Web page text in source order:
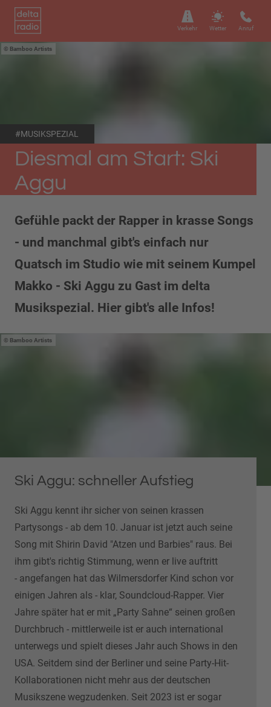
Verkehr Wetter Anruf
Bamboo Artists
#MUSIKSPEZIAL
Diesmal am Start: Ski
Aggu
Gefühle packt der Rapper in krasse Songs
- und manchmal gibt's einfach nur
Quatsch im Studio wie mit seinem Kumpel
Makko - Ski Aggu zu Gast im delta
Musikspezial. Hier gibt's alle Infos!
Bamboo Artists
Ski Aggu: schneller Aufstieg
Ski Aggu kennt ihr sicher von seinen krassen
Partysongs - ab dem 10. Januar ist jetzt auch seine
Song mit Shirin David "Atzen und Barbies" raus. Bei
ihm gibt's richtig Stimmung, wenn er live auftritt
- angefangen hat das Wilmersdorfer Kind schon vor
einigen Jahren als - klar, Soundcloud-Rapper. Vier
Jahre später hat er mit „Party Sahne“ seinen großen
Durchbruch - mittlerweile ist er auch international
unterwegs und spielt dieses Jahr auch Shows in den
USA. Seitdem sind der Berliner und seine Party-Hit-
Kollaborationen nicht mehr aus der deutschen
Musikszene wegzudenken. Seit 2023 ist er sogar